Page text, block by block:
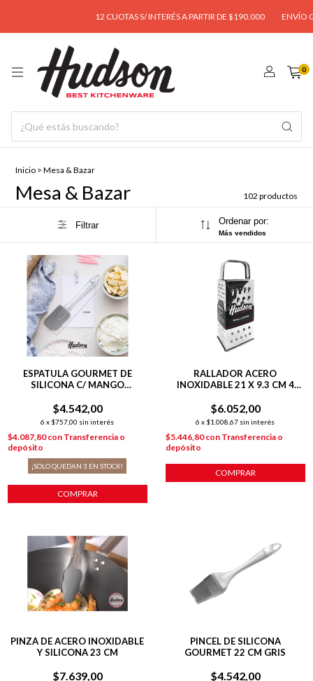
12 CUOTAS S/ INTERÉS A PARTIR DE $190.000 ENVÍO GRATIS A
0
Inicio > Mesa & Bazar
Mesa & Bazar 102 productos
Filtrar Ordenar por:
Más vendidos
ESPATULA GOURMET DE
SILICONA C/ MANGO
$4.542,00
6 x $757,00 sin interés
$4.087,80con Transferencia o
depósito
¡SOLO QUEDAN3 EN STOCK!
COMPRAR
RALLADOR ACERO
INOXIDABLE 21 X 9.3 CM 4
$6.052,00
6 x $1.008,67 sin interés
$5.446,80con Transferencia o
depósito
COMPRAR
PINZA DE ACERO INOXIDABLE
Y SILICONA 23 CM
$7.639,00
PINCEL DE SILICONA
GOURMET 22 CM GRIS
$4.542,00